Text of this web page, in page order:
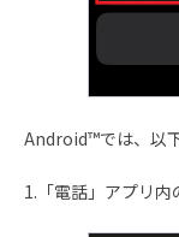
Android™では、以
1.「電話」アプリ内